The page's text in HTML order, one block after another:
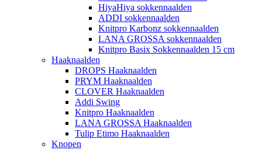
HiyaHiya sokkennaalden
ADDI sokkennaalden
Knitpro Karbonz sokkennaalden
LANA GROSSA sokkennaalden
Knitpro Basix Sokkennaalden 15 cm
Haaknaalden
DROPS Haaknaalden
PRYM Haaknaalden
CLOVER Haaknaalden
Addi Swing
Knitpro Haaknaalden
LANA GROSSA Haaknaalden
Tulip Etimo Haaknaalden
Knopen